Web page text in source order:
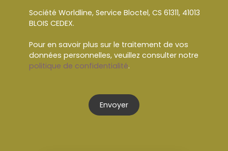
Société Worldline, Service Bloctel, CS 61311, 41013
BLOIS CEDEX.
Pour en savoir plus sur le traitement de vos
données personnelles, veuillez consulter notre
politique de confidentialité.
Envoyer